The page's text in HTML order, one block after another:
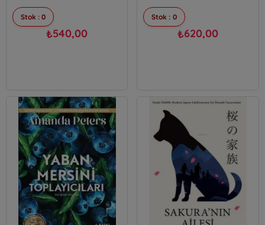
Stok : 0
₺540,00
Stok : 0
₺620,00